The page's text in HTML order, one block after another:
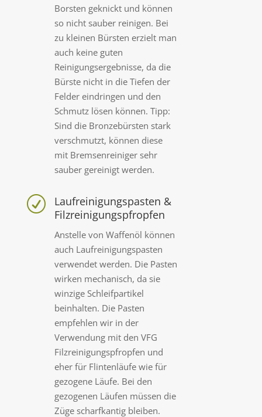
Borsten geknickt und können
so nicht sauber reinigen. Bei
zu kleinen Bürsten erzielt man
auch keine guten
Reinigungsergebnisse, da die
Bürste nicht in die Tiefen der
Felder eindringen und den
Schmutz lösen können. Tipp:
Sind die Bronzebürsten stark
verschmutzt, können diese
mit Bremsenreiniger sehr
sauber gereinigt werden.
R
Laufreinigungspasten &
Filzreinigungspfropfen
Anstelle von Waffenöl können
auch Laufreinigungspasten
verwendet werden. Die Pasten
wirken mechanisch, da sie
winzige Schleifpartikel
beinhalten. Die Pasten
empfehlen wir in der
Verwendung mit den VFG
Filzreinigungspfropfen und
eher für Flintenläufe wie für
gezogene Läufe. Bei den
gezogenen Läufen müssen die
Züge scharfkantig bleiben.